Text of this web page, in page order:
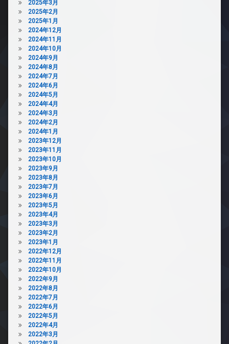
場
宅
配
ボ
ッ
ク
ス
防
犯
カ
メ
ラ
駐
車
場
駐
輪
場
2025年3月
2025年2月
2025年1月
2024年12月
2024年11月
2024年10月
2024年9月
2024年8月
2024年7月
2024年6月
2024年5月
2024年4月
2024年3月
2024年2月
2024年1月
2023年12月
2023年11月
2023年10月
2023年9月
2023年8月
2023年7月
2023年6月
2023年5月
2023年4月
2023年3月
2023年2月
2023年1月
2022年12月
2022年11月
2022年10月
2022年9月
2022年8月
2022年7月
2022年6月
2022年5月
2022年4月
2022年3月